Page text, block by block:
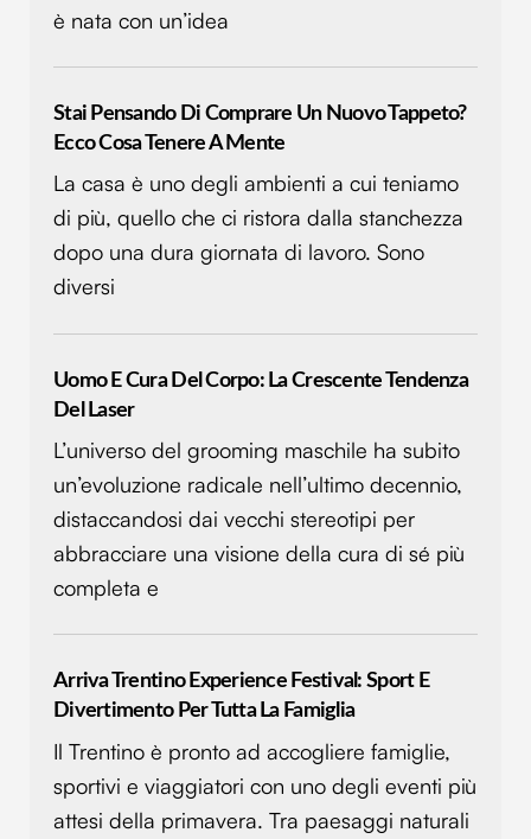
è nata con un’idea
Stai Pensando Di Comprare Un Nuovo Tappeto?
Ecco Cosa Tenere A Mente
La casa è uno degli ambienti a cui teniamo
di più, quello che ci ristora dalla stanchezza
dopo una dura giornata di lavoro. Sono
diversi
Uomo E Cura Del Corpo: La Crescente Tendenza
Del Laser
L’universo del grooming maschile ha subito
un’evoluzione radicale nell’ultimo decennio,
distaccandosi dai vecchi stereotipi per
abbracciare una visione della cura di sé più
completa e
Arriva Trentino Experience Festival: Sport E
Divertimento Per Tutta La Famiglia
Il Trentino è pronto ad accogliere famiglie,
sportivi e viaggiatori con uno degli eventi più
attesi della primavera. Tra paesaggi naturali